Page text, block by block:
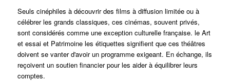
Seuls cinéphiles à découvrir des films à diffusion limitée ou à
célébrer les grands classiques, ces cinémas, souvent privés,
sont considérés comme une exception culturelle française. le Art
et essaiet Patrimoineles étiquettes signifient que ces théâtres
doivent se vanter d'avoir un programme exigeant. En échange, ils
reçoivent un soutien financier pour les aider à équilibrer leurs
comptes.